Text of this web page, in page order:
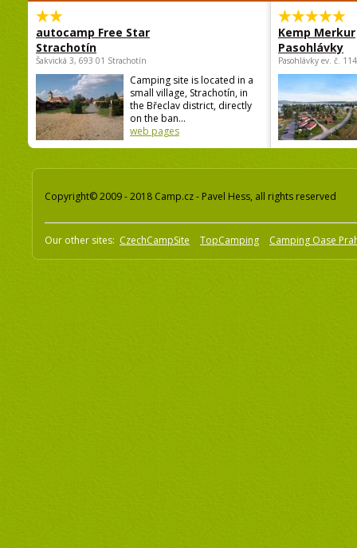
autocamp Free Star
Strachotín
Šakvická 3, 693 01 Strachotín
Camping site is located in a
small village, Strachotín, in
the Břeclav district, directly
on the ban...
web pages
Kemp Merkur
Pasohlávky
Pasohlávky ev. č.
Copyright© 2009 - 2018 Camp.cz - Pavel Hess, all rights reserved
Our other sites: CzechCampSite TopCamping Camping Oase